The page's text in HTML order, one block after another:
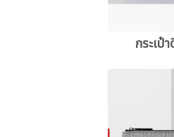
กระเป๋